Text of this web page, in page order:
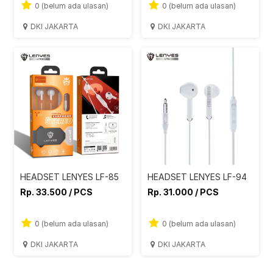
0 (belum ada ulasan)
DKI JAKARTA
0 (belum ada ulasan)
DKI JAKARTA
HEADSET LENYES LF-85
Rp. 33.500 / PCS
0 (belum ada ulasan)
DKI JAKARTA
HEADSET LENYES LF-94
Rp. 31.000 / PCS
0 (belum ada ulasan)
DKI JAKARTA